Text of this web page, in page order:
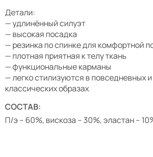
Детали:
— удлинённый силуэт
— высокая посадка
— резинка по спинке для комфортной
— плотная приятная к телу ткань
— функциональные карманы
— легко стилизуются в повседневных
классических образах
СОСТАВ:
П/э – 60%, вискоза – 30%, эластан –